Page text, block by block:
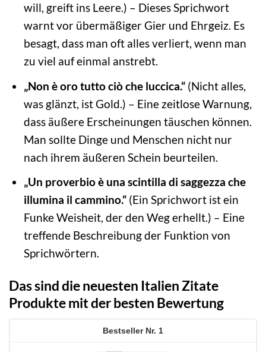
will, greift ins Leere.) – Dieses Sprichwort
warnt vor übermäßiger Gier und Ehrgeiz. Es
besagt, dass man oft alles verliert, wenn man
zu viel auf einmal anstrebt.
„Non è oro tutto ciò che luccica.“(Nicht alles,
was glänzt, ist Gold.) – Eine zeitlose Warnung,
dass äußere Erscheinungen täuschen können.
Man sollte Dinge und Menschen nicht nur
nach ihrem äußeren Schein beurteilen.
„Un proverbio è una scintilla di saggezza che
illumina il cammino.“(Ein Sprichwort ist ein
Funke Weisheit, der den Weg erhellt.) – Eine
treffende Beschreibung der Funktion von
Sprichwörtern.
Das sind die neuesten Italien Zitate
Produkte mit der besten Bewertung
1